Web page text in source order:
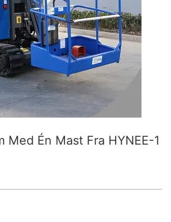
Med Én Mast Fra HYNEE-1